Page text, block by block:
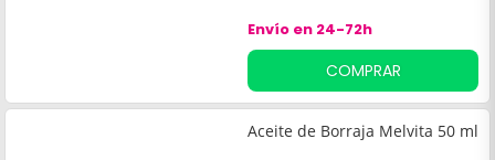
más concretamente en
ácido gamma-linoleico La
borraja es una planta que
crece en las regiones del
Mediterráneo caracterizada
Envío en 24-72h
COMPRAR
Aceite de Borraja Melvita 50 ml